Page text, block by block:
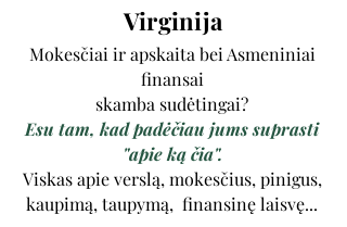
Virginija
Mokesčiai ir apskaita bei Asmeniniai
finansai
skamba sudėtingai?
Esu tam, kad padėčiau jums suprasti
"apie ką čia".
Viskas apie verslą, mokesčius, pinigus,
kaupimą, taupymą, finansinę laisvę...